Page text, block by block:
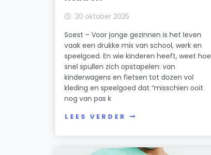
20 oktober 2025
Soest – Voor jonge gezinnen is het leven
vaak een drukke mix van school, werk en
speelgoed. En wie kinderen heeft, weet hoe
snel spullen zich opstapelen: van
kinderwagens en fietsen tot dozen vol
kleding en speelgoed dat “misschien ooit
nog van pas k
LEES VERDER